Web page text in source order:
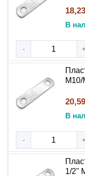
В
- +
В
- +
1/2"